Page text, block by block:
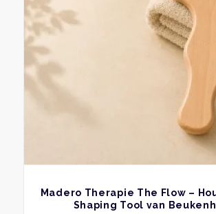
BEKIJK
Madero Therapie The Flow –
Shaping Tool van